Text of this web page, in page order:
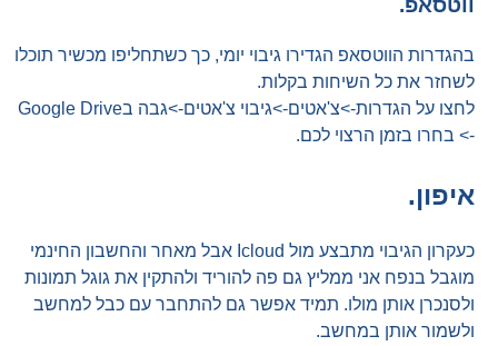
ווטסאפ.
בהגדרות הווטסאפ הגדירו גיבוי יומי, כך כשתחליפו מכשיר תוכלו
לשחזר את כל השיחות בקלות.
לחצו על הגדרות->צ'אטים->גיבוי צ'אטים->גבה בGoogle Drive
-> בחרו בזמן הרצוי לכם.
איפון.
כעקרון הגיבוי מתבצע מול Icloud אבל מאחר והחשבון החינמי
מוגבל בנפח אני ממליץ גם פה להוריד ולהתקין את גוגל תמונות
ולסנכרן אותן מולו. תמיד אפשר גם להתחבר עם כבל למחשב
ולשמור אותן במחשב.